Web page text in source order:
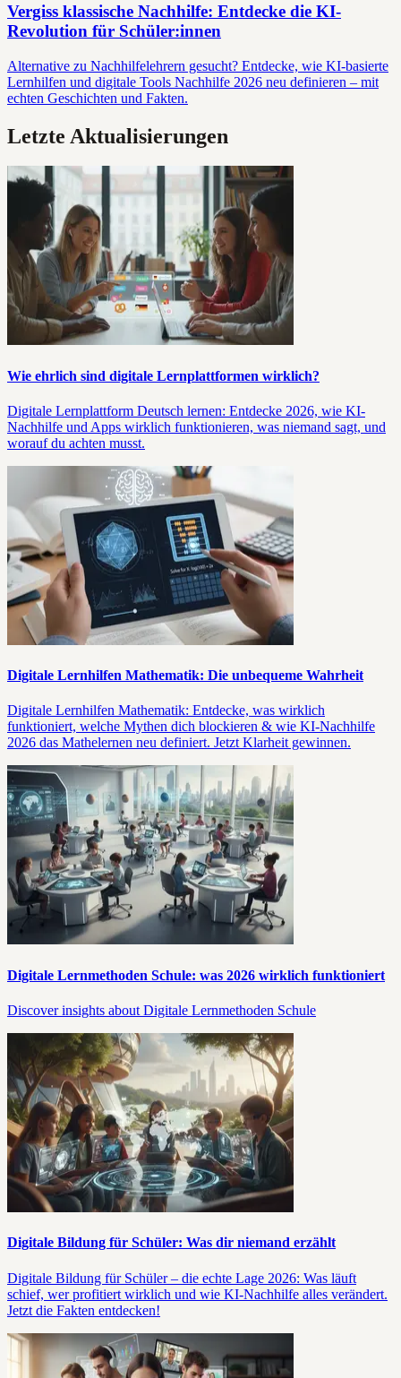
Vergiss klassische Nachhilfe: Entdecke die KI-
Revolution für Schüler:innen
Alternative zu Nachhilfelehrern gesucht? Entdecke, wie KI-basierte
Lernhilfen und digitale Tools Nachhilfe 2026 neu definieren – mit
echten Geschichten und Fakten.
Letzte Aktualisierungen
Wie ehrlich sind digitale Lernplattformen wirklich?
Digitale Lernplattform Deutsch lernen: Entdecke 2026, wie KI-
Nachhilfe und Apps wirklich funktionieren, was niemand sagt, und
worauf du achten musst.
Digitale Lernhilfen Mathematik: Die unbequeme Wahrheit
Digitale Lernhilfen Mathematik: Entdecke, was wirklich
funktioniert, welche Mythen dich blockieren & wie KI-Nachhilfe
2026 das Mathelernen neu definiert. Jetzt Klarheit gewinnen.
Digitale Lernmethoden Schule: was 2026 wirklich funktioniert
Discover insights about Digitale Lernmethoden Schule
Digitale Bildung für Schüler: Was dir niemand erzählt
Digitale Bildung für Schüler – die echte Lage 2026: Was läuft
schief, wer profitiert wirklich und wie KI-Nachhilfe alles verändert.
Jetzt die Fakten entdecken!